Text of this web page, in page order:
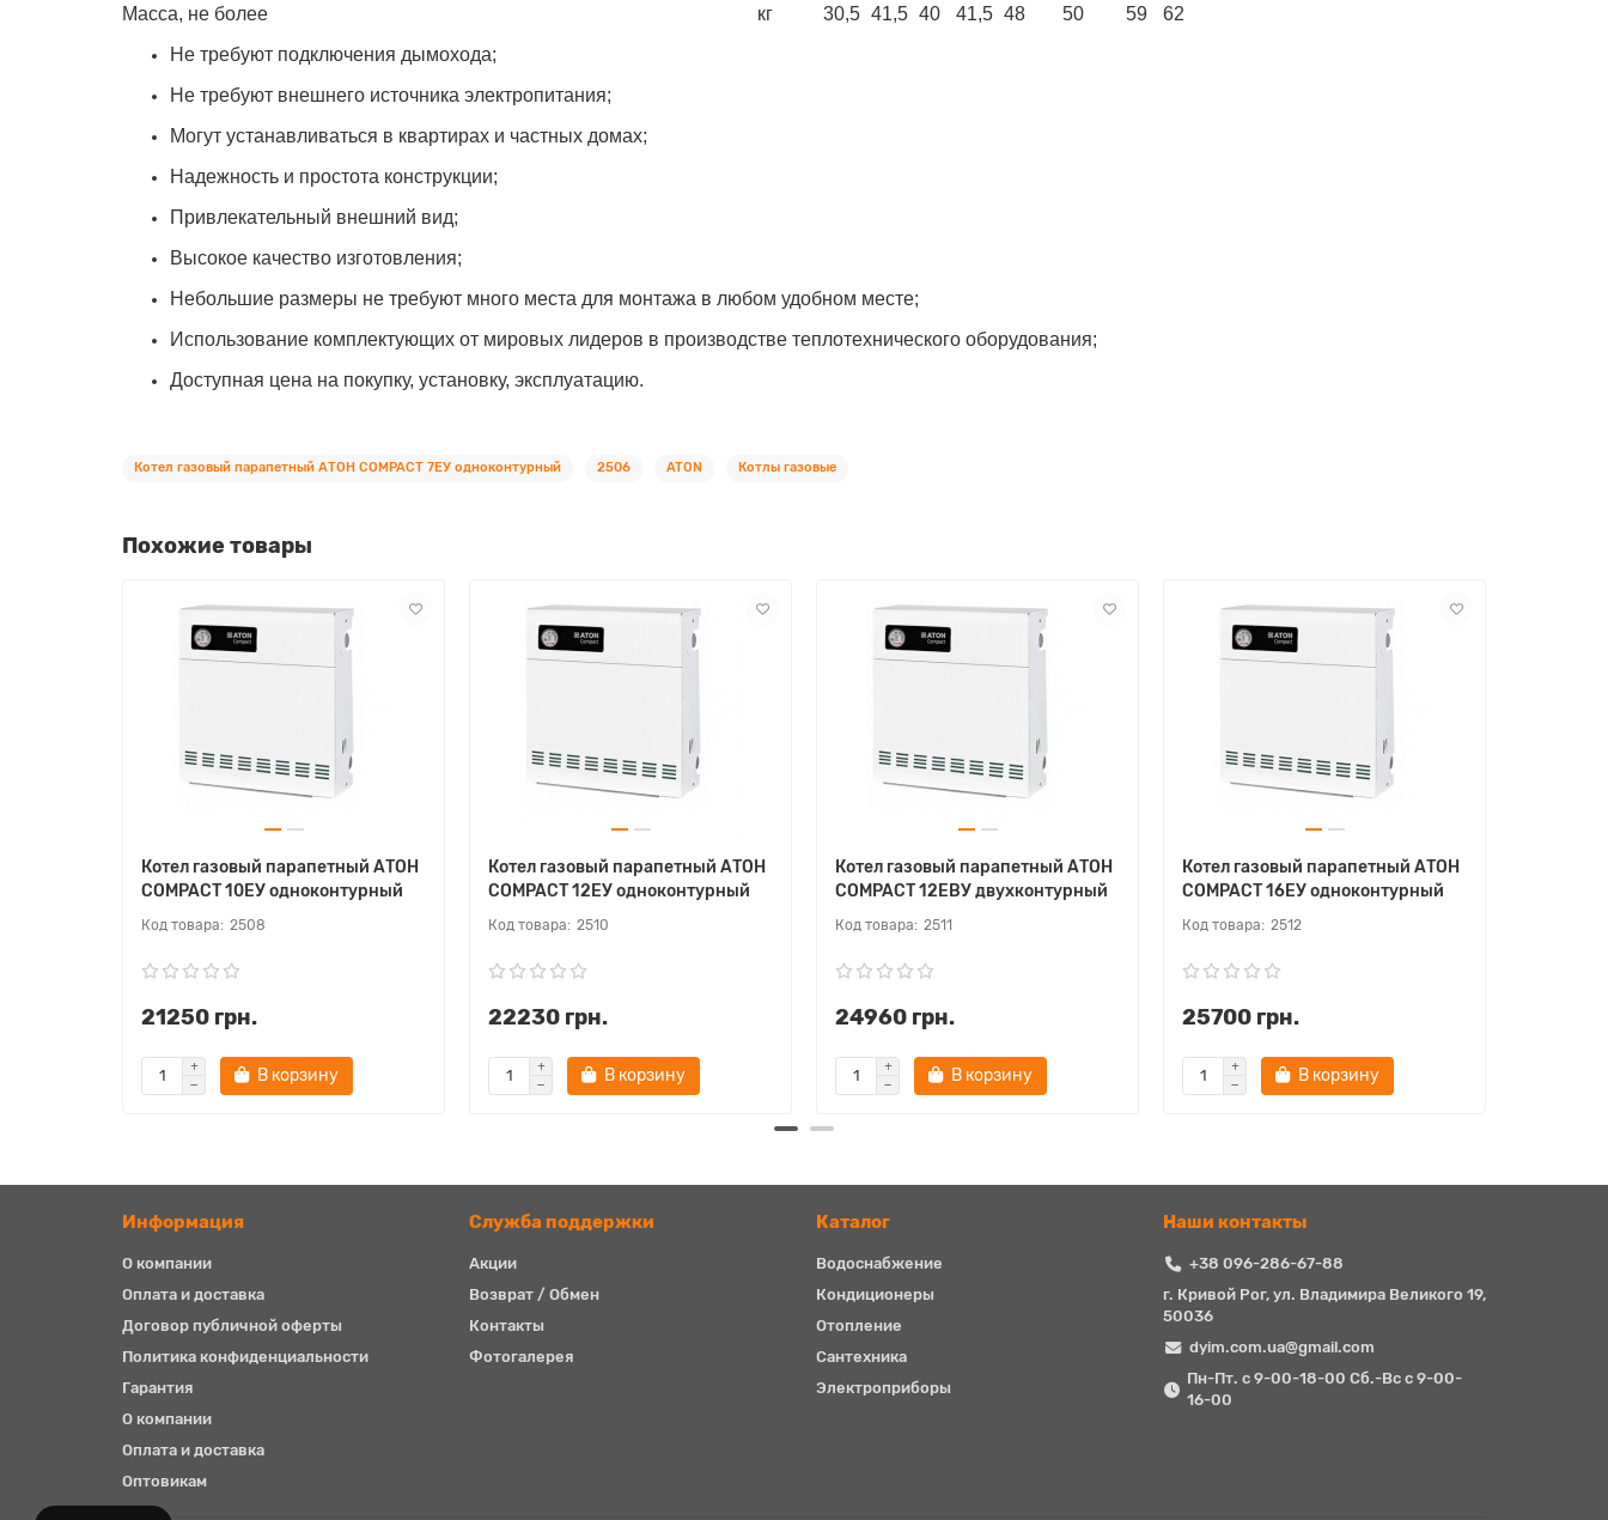
Масса, не более
кг 30,5 41,5 40 41,5 48 50 59
62
Не требуют подключения дымохода;
Не требуют внешнего источника электропитания;
Могут устанавливаться в квартирах и частных домах;
Надежность и простота конструкции;
Привлекательный внешний вид;
Высокое качество изготовления;
Небольшие размеры не требуют много места для монтажа в любом удобном месте;
Использование комплектующих от мировых лидеров в производстве теплотехнического оборудования;
Доступная цена на покупку, установку, эксплуатацию.
Котел газовый парапетный АТОН COMPACT 7ЕУ одноконтурный 2506 ATON Котлы газовые
Похожие товары
Котел газовый парапетный АТОН
COMPACT 10ЕУ одноконтурный
2508
21250 грн.
В корзину
Котел газовый парапетный АТОН
COMPACT 12ЕУ одноконтурный
2510
22230 грн.
В корзину
Котел газовый парапетный АТОН
COMPACT 12ЕВУ двухконтурный
2511
24960 грн.
В корзину
Котел газовый парапетный АТОН
COMPACT 16ЕУ одноконтурный
2512
25700 грн.
В корзину
Информация
О компании
Оплата и доставка
Договор публичной оферты
Политика конфиденциальности
Гарантия
О компании
Оплата и доставка
Оптовикам
Служба поддержки
Акции
Возврат / Обмен
Контакты
Фотогалерея
Каталог
Водоснабжение
Кондиционеры
Отопление
Сантехника
Электроприборы
Наши контакты
+38 096-286-67-88
г. Кривой Рог, ул. Владимира Великого 19,
50036
dyim.com.ua@gmail.com
Пн-Пт. с 9-00-18-00 Сб.-Вс с 9-00-
16-00